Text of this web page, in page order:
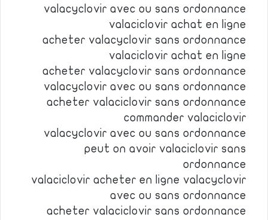
valacyclovir avec ou sans ordonnance
valaciclovir achat en ligne
acheter valacyclovir sans ordonnance
valaciclovir achat en ligne
acheter valacyclovir sans ordonnance
valacyclovir avec ou sans ordonnance
acheter valaciclovir sans ordonnance
commander valaciclovir
valacyclovir avec ou sans ordonnance
peut on avoir valaciclovir sans
ordonnance
valaciclovir acheter en ligne valacyclovir
avec ou sans ordonnance
acheter valaciclovir sans ordonnance